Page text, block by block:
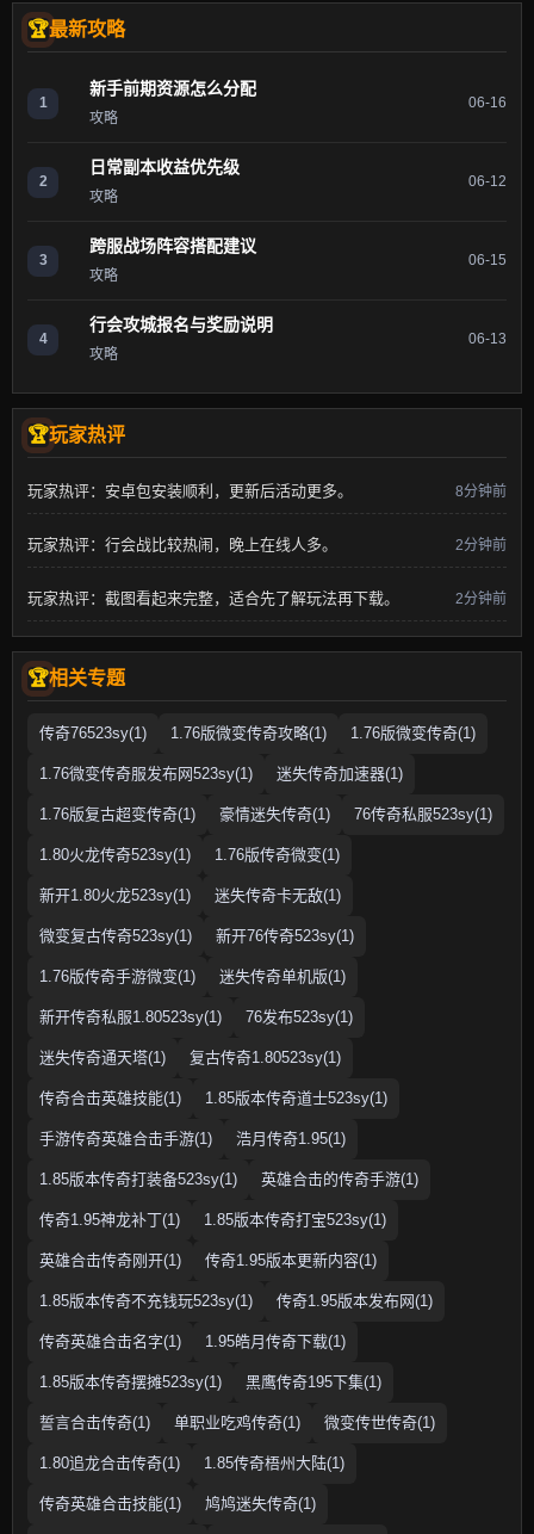
最新攻略
1
新手前期资源怎么分配
攻略
06-16
2
日常副本收益优先级
攻略
06-12
3
跨服战场阵容搭配建议
攻略
06-15
4
行会攻城报名与奖励说明
攻略
06-13
玩家热评
玩家热评：安卓包安装顺利，更新后活动更多。 8分钟前
玩家热评：行会战比较热闹，晚上在线人多。 2分钟前
玩家热评：截图看起来完整，适合先了解玩法再下载。 2分钟前
相关专题
传奇76523sy(1) 1.76版微变传奇攻略(1) 1.76版微变传奇(1)
1.76微变传奇服发布网523sy(1) 迷失传奇加速器(1)
1.76版复古超变传奇(1) 豪情迷失传奇(1) 76传奇私服523sy(1)
1.80火龙传奇523sy(1) 1.76版传奇微变(1)
新开1.80火龙523sy(1) 迷失传奇卡无敌(1)
微变复古传奇523sy(1) 新开76传奇523sy(1)
1.76版传奇手游微变(1) 迷失传奇单机版(1)
新开传奇私服1.80523sy(1) 76发布523sy(1)
迷失传奇通天塔(1) 复古传奇1.80523sy(1)
传奇合击英雄技能(1) 1.85版本传奇道士523sy(1)
手游传奇英雄合击手游(1) 浩月传奇1.95(1)
1.85版本传奇打装备523sy(1) 英雄合击的传奇手游(1)
传奇1.95神龙补丁(1) 1.85版本传奇打宝523sy(1)
英雄合击传奇刚开(1) 传奇1.95版本更新内容(1)
1.85版本传奇不充钱玩523sy(1) 传奇1.95版本发布网(1)
传奇英雄合击名字(1) 1.95皓月传奇下载(1)
1.85版本传奇摆摊523sy(1) 黑鹰传奇195下集(1)
誓言合击传奇(1) 单职业吃鸡传奇(1) 微变传世传奇(1)
1.80追龙合击传奇(1) 1.85传奇梧州大陆(1)
传奇英雄合击技能(1) 鸠鸠迷失传奇(1)